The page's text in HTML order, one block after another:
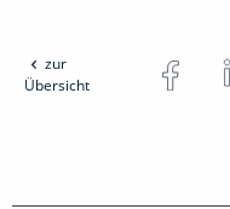
zur
Übersicht